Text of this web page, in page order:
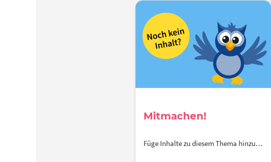
Mitmachen!
Füge Inhalte zu diesem Thema hinzu…